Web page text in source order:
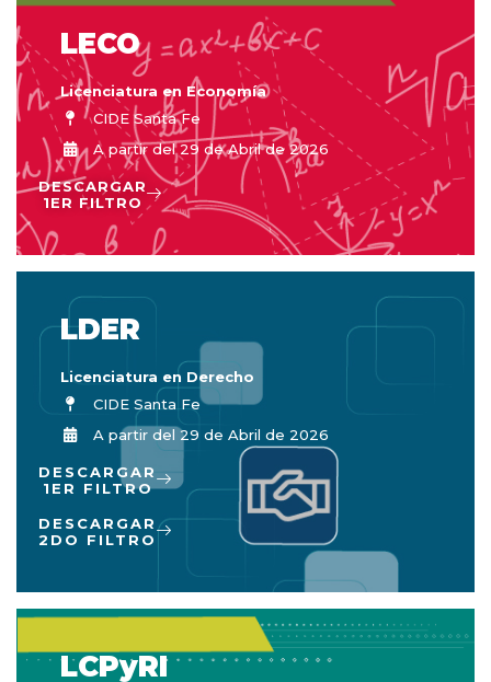
LECO
Licenciatura en Economía
CIDE Santa Fe
A partir del 29 de Abril de 2026
DESCARGAR
1ER FILTRO
LDER
Licenciatura en Derecho
CIDE Santa Fe
A partir del 29 de Abril de 2026
DESCARGAR
1ER FILTRO
DESCARGAR
2DO FILTRO
LCPyRI